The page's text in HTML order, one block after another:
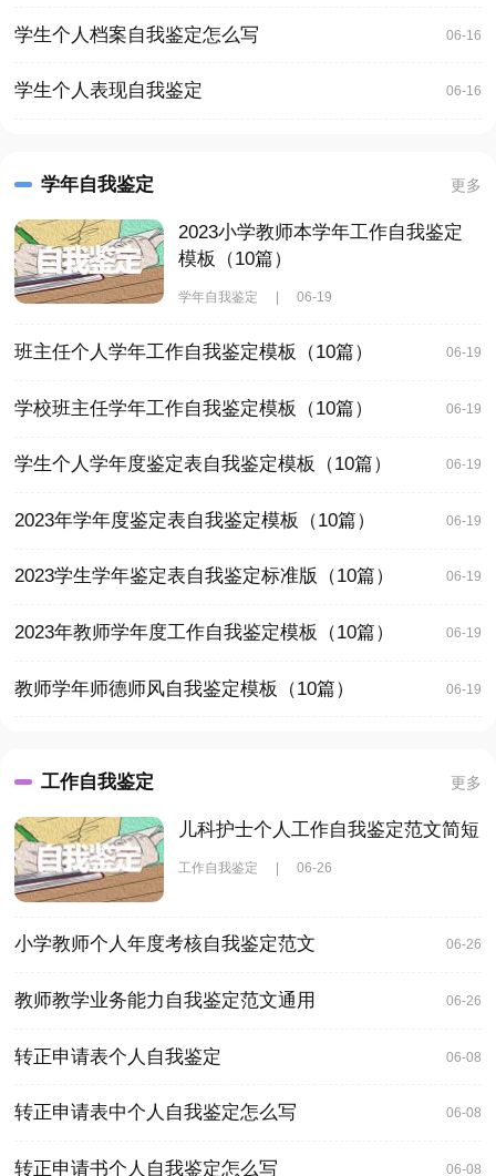
学生个人档案自我鉴定怎么写 06-16
学生个人表现自我鉴定 06-16
学年自我鉴定 更多
2023小学教师本学年工作自我鉴定
模板（10篇）
学年自我鉴定 | 06-19
班主任个人学年工作自我鉴定模板（10篇） 06-19
学校班主任学年工作自我鉴定模板（10篇） 06-19
学生个人学年度鉴定表自我鉴定模板（10篇） 06-19
2023年学年度鉴定表自我鉴定模板（10篇） 06-19
2023学生学年鉴定表自我鉴定标准版（10篇） 06-19
2023年教师学年度工作自我鉴定模板（10篇） 06-19
教师学年师德师风自我鉴定模板（10篇） 06-19
工作自我鉴定 更多
儿科护士个人工作自我鉴定范文简短
工作自我鉴定 06-26
小学教师个人年度考核自我鉴定范文 06-26
教师教学业务能力自我鉴定范文通用 06-26
转正申请表个人自我鉴定 06-08
转正申请表中个人自我鉴定怎么写 06-08
转正申请书个人自我鉴定怎么写 06-08